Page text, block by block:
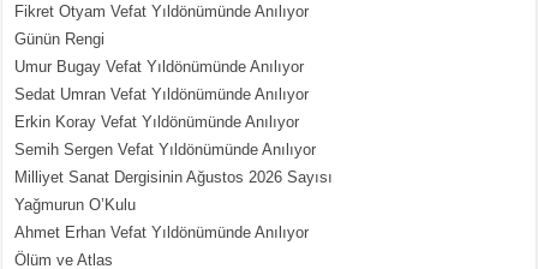
MEHMET ÇOBAN
İçerdeki Put Dışardaki Maskeler...
Fikret Otyam Vefat Yıldönümünde Anılıyor
Günün Rengi
Umur Bugay Vefat Yıldönümünde Anılıyor
Sedat Umran Vefat Yıldönümünde Anılıyor
Erkin Koray Vefat Yıldönümünde Anılıyor
Semih Sergen Vefat Yıldönümünde Anılıyor
Milliyet Sanat Dergisinin Ağustos 2026 Sayısı
Yağmurun O’Kulu
Ahmet Erhan Vefat Yıldönümünde Anılıyor
Ölüm ve Atlas